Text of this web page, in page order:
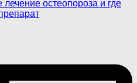
остеопороза и где